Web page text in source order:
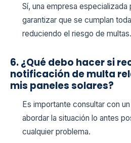
Sí, una empresa
garantizar que se cumplan
reduciendo el riesgo de multas.
6. ¿Qué debo hacer si
notificación de multa
mis paneles solares?
Es importante consultar con
abordar la situación lo antes
cualquier problema.